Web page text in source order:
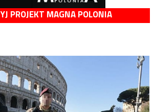
PROJEKT MAGNA POLONIA